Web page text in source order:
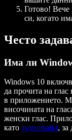
Готово! Вече
си, когато
Често
Има ли
Windows 10
да прочита на глас
в приложението.
височината на
женски глас.
като аудиофайл, за